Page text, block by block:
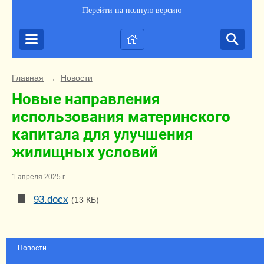
Перейти на полную версию
Главная → Новости
Новые направления
использования материнского
капитала для улучшения
жилищных условий
1 апреля 2025 г.
93.docx (13 КБ)
Новости